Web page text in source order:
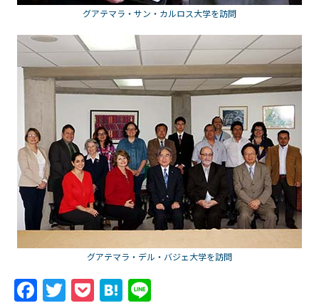
グアテマラ・サン・カルロス大学を訪問
グアテマラ・デル・バジェ大学を訪問
F T P H